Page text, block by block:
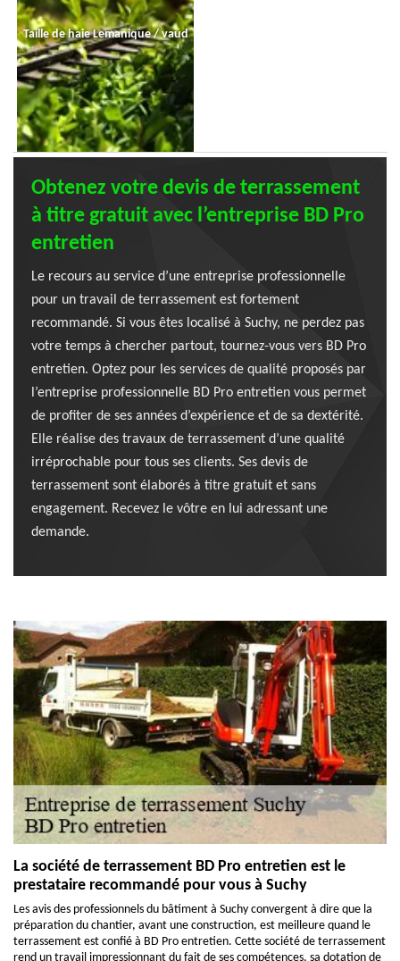
Taille de haie Lemanique / vaud
Obtenez votre devis de terrassement
à titre gratuit avec l’entreprise BD Pro
entretien
Le recours au service d’une entreprise professionnelle
pour un travail de terrassement est fortement
recommandé. Si vous êtes localisé à Suchy, ne perdez pas
votre temps à chercher partout, tournez-vous vers BD Pro
entretien. Optez pour les services de qualité proposés par
l’entreprise professionnelle BD Pro entretien vous permet
de profiter de ses années d’expérience et de sa dextérité.
Elle réalise des travaux de terrassement d’une qualité
irréprochable pour tous ses clients. Ses devis de
terrassement sont élaborés à titre gratuit et sans
engagement. Recevez le vôtre en lui adressant une
demande.
La société de terrassement BD Pro entretien est le
prestataire recommandé pour vous à Suchy
Les avis des professionnels du bâtiment à Suchy convergent à dire que la
préparation du chantier, avant une construction, est meilleure quand le
terrassement est confié à BD Pro entretien. Cette société de terrassement
rend un travail impressionnant du fait de ses compétences, sa dotation de